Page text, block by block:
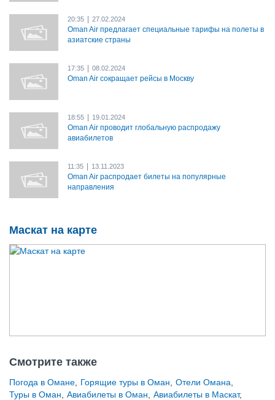
20:35 27.02.2024
Oman Air предлагает специальные тарифы на полеты в
азиатские страны
17:35 08.02.2024
Oman Air сокращает рейсы в Москву
18:55 19.01.2024
Oman Air проводит глобальную распродажу
авиабилетов
11:35 13.11.2023
Oman Air распродает билеты на популярные
направления
Маскат на карте
Смотрите также
Погода в Омане Горящие туры в Оман Отели Омана
Туры в Оман
Авиабилеты в Оман Авиабилеты в Маскат,